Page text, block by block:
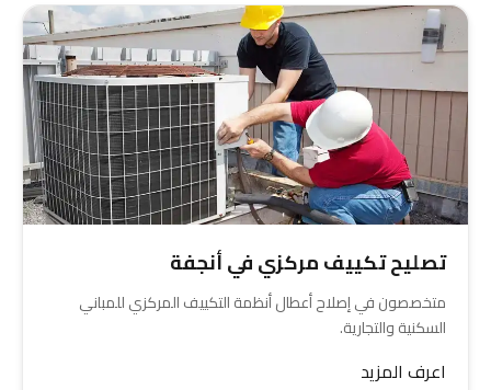
تصليح تكييف مركزي في أنجفة
متخصصون في إصلاح أعطال أنظمة التكييف المركزي للمباني
السكنية والتجارية.
اعرف المزيد